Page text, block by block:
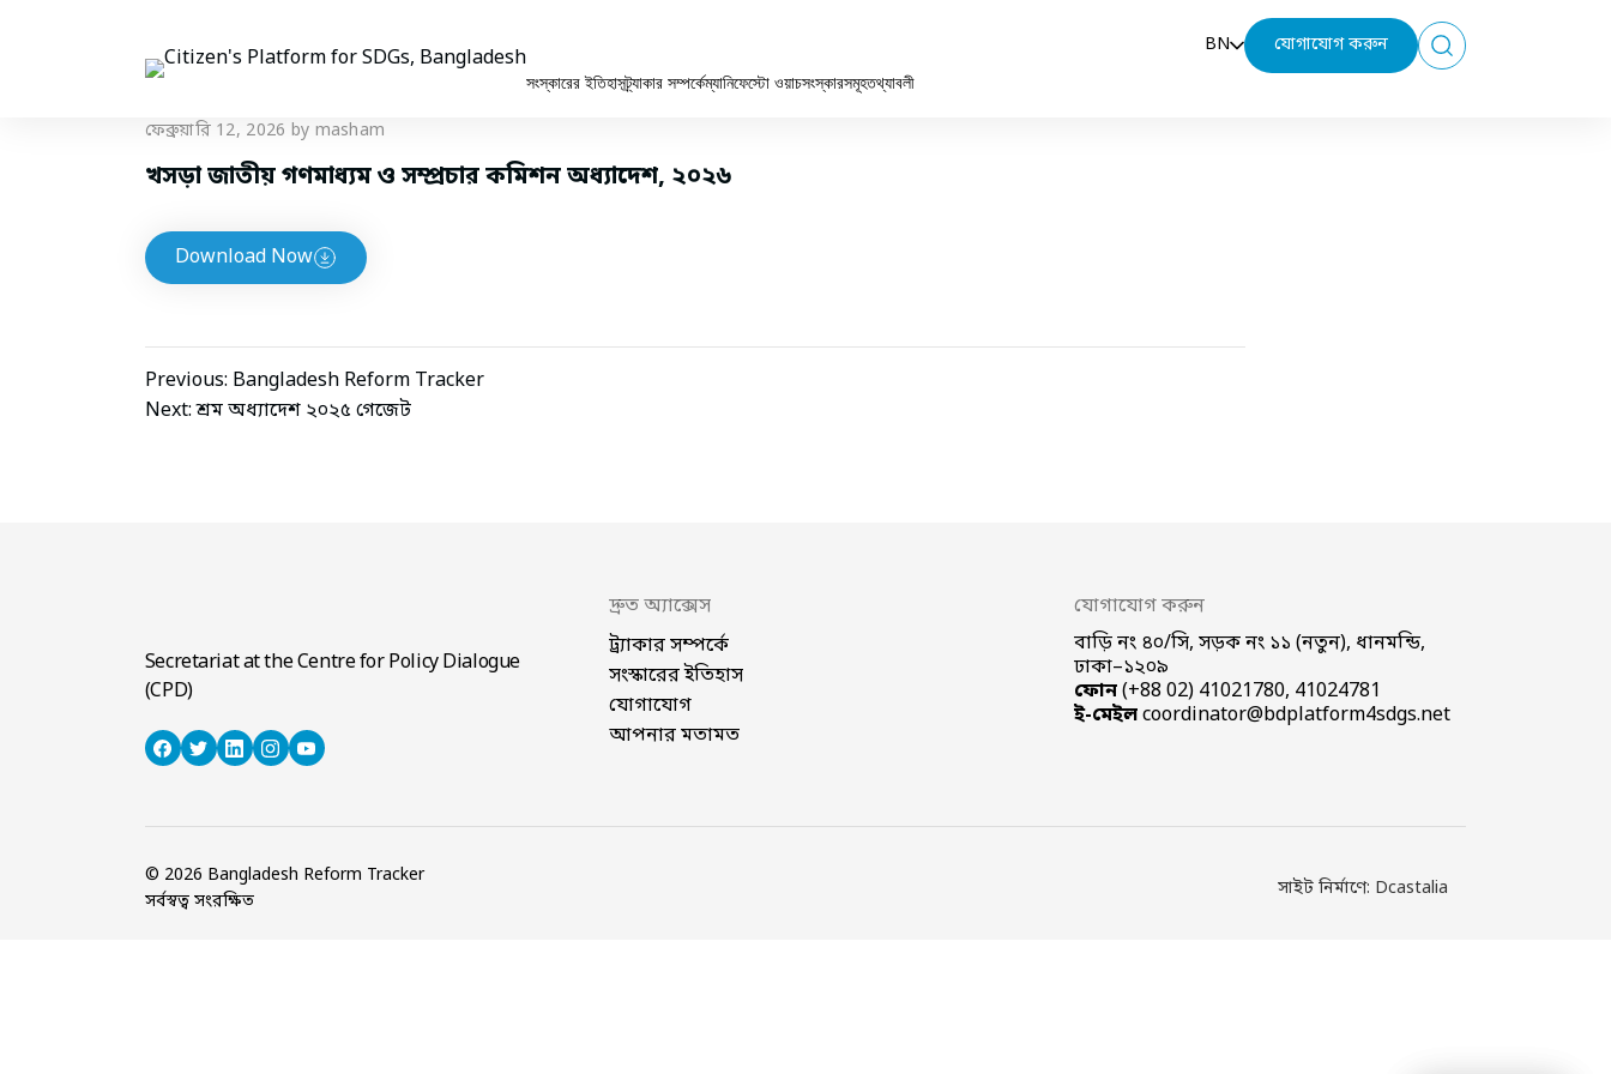
BN যোগাযোগ করুন Search
সংস্কারের ইতিহাসট্র্যাকার সম্পর্কেম্যানিফেস্টো ওয়াচসংস্কারসমূহতথ্যাবলী
ফেব্রুয়ারি 12, 2026 by masham
খসড়া জাতীয় গণমাধ্যম ও সম্প্রচার কমিশন অধ্যাদেশ, ২০২৬
Download Now
পোস্ট
Previous: Bangladesh Reform Tracker
Next: শ্রম অধ্যাদেশ ২০২৫ গেজেট
Secretariat at the Centre for Policy Dialogue
(CPD)
দ্রুত অ্যাক্সেস
ট্র্যাকার সম্পর্কে
সংস্কারের ইতিহাস
যোগাযোগ
আপনার মতামত
যোগাযোগ করুন
বাড়ি নং ৪০/সি, সড়ক নং ১১ (নতুন), ধানমন্ডি,
ঢাকা–১২০৯
ফোন(+88 02) 41021780, 41024781
ই-মেইলcoordinator@bdplatform4sdgs.net
© 2026 Bangladesh Reform Tracker
সর্বস্বত্ব সংরক্ষিত
সাইট নির্মাণে: Dcastalia